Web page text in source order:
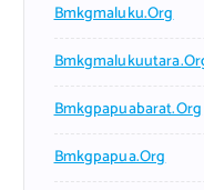
Bmkgmaluku.org
Bmkgpapuabarat.org
Bmkgpapua.org